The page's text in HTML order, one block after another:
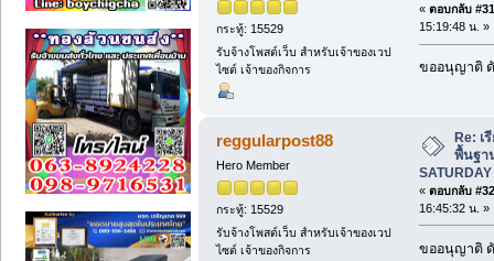
กระทู้: 15529
รับจ้างโพสต์เว็บ สำหรับเจ้าของเวป
ไซต์ เจ้าของกิจการ
« ตอบกลับ
15:19:48 น. »
ขออนุญาติ
reggularpost88
Hero Member
กระทู้: 15529
รับจ้างโพสต์เว็บ สำหรับเจ้าของเวป
ไซต์ เจ้าของกิจการ
Re: เ
พื้นฐา
« ตอบกลับ
16:45:32 น. »
ขออนุญาติ